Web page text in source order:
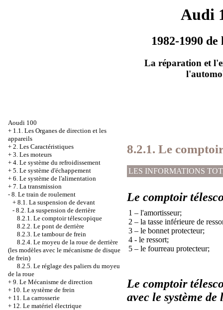
Audi
1982-1990
La réparation et
Aoudi 100
+ 1.1. Les Organes de direction et les
appareils
+ 2. Les Caractéristiques
+ 3. Les moteurs
+ 4. Le système du refroidissement
+ 5. Le système d'échappement
+ 6. Le système de l'alimentation
+ 7. La transmission
- 8. Le train de roulement
+ 8.1. La suspension de devant
- 8.2. La suspension de derrière
8.2.1. Le comptoir télescopique
8.2.2. Le pont de derrière
8.2.3. Le tambour de frein
8.2.4. Le moyeu de la roue de derrière
(les modèles avec le mécanisme de disque
de frein)
8.2.5. Le réglage des paliers du moyeu
de la roue
+ 9. Le Mécanisme de direction
+ 10. Le système de frein
+ 11. La carrosserie
+ 12. Le matériel électrique
8.2.1. Le
LES INFORMATIONS
Le comptoir
1 – l'amortisseur;
2 – la tasse inférieure de
3 – le bonnet protecteur;
4 - le ressort;
5 – le fourreau protecteur;
Le comptoir
avec le système